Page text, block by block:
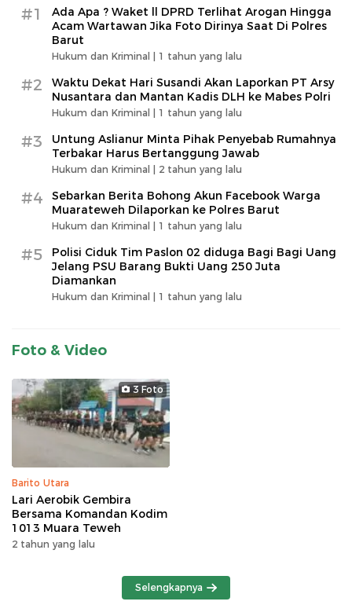
#1
Ada Apa ? Waket ll DPRD Terlihat Arogan Hingga
Acam Wartawan Jika Foto Dirinya Saat Di Polres
Barut
Hukum dan Kriminal | 1 tahun yang lalu
#2
Waktu Dekat Hari Susandi Akan Laporkan PT Arsy
Nusantara dan Mantan Kadis DLH ke Mabes Polri
Hukum dan Kriminal | 1 tahun yang lalu
#3
Untung Aslianur Minta Pihak Penyebab Rumahnya
Terbakar Harus Bertanggung Jawab
Hukum dan Kriminal | 2 tahun yang lalu
#4
Sebarkan Berita Bohong Akun Facebook Warga
Muarateweh Dilaporkan ke Polres Barut
Hukum dan Kriminal | 1 tahun yang lalu
#5
Polisi Ciduk Tim Paslon 02 diduga Bagi Bagi Uang
Jelang PSU Barang Bukti Uang 250 Juta
Diamankan
Hukum dan Kriminal | 1 tahun yang lalu
Foto & Video
3 Foto
Barito Utara
Lari Aerobik Gembira
Bersama Komandan Kodim
1013 Muara Teweh
2 tahun yang lalu
Selengkapnya